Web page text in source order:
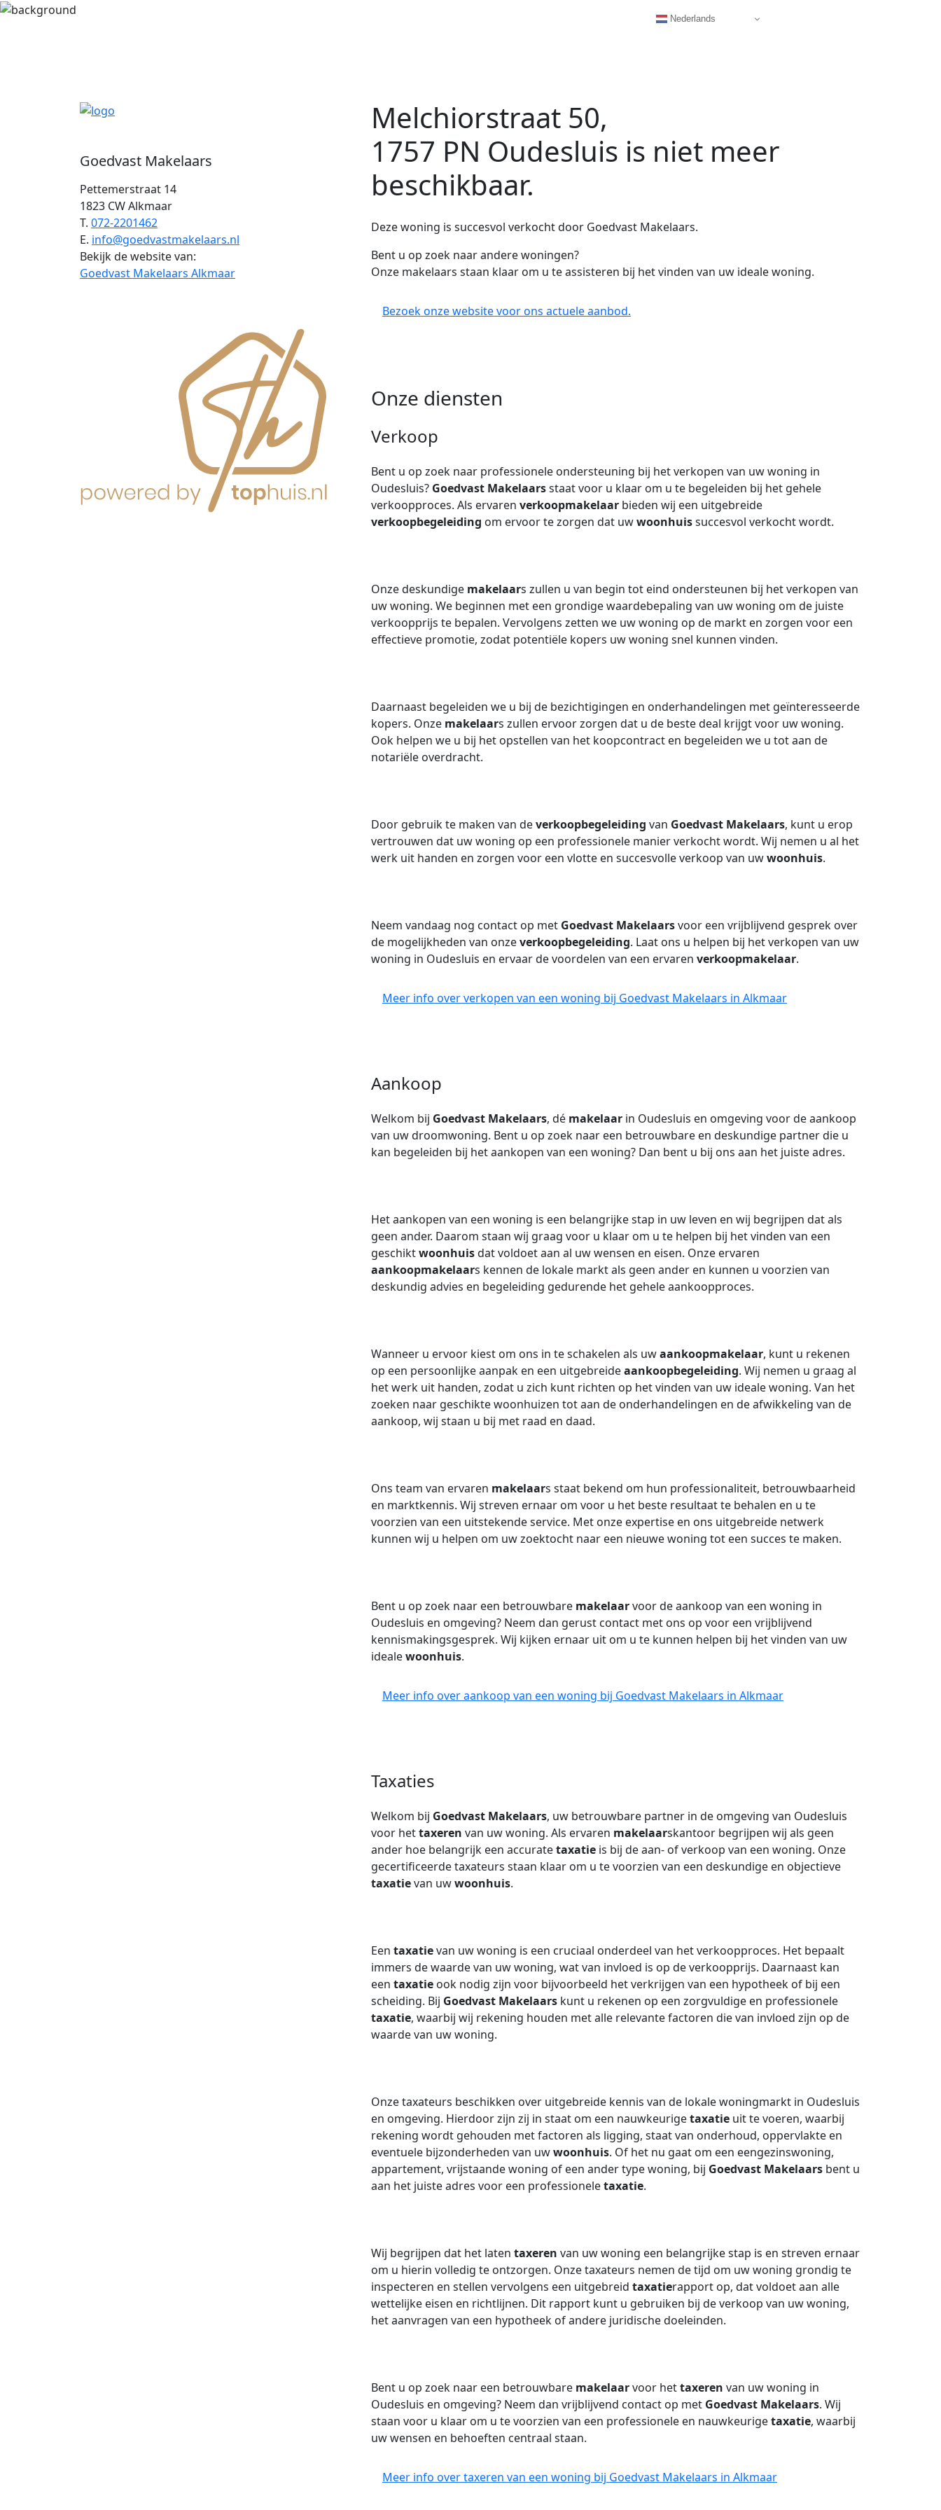
Goedvast Makelaars
Pettemerstraat 14
1823 CW Alkmaar
T. 072-2201462
E. info@goedvastmakelaars.nl
Bekijk de website van:
Goedvast Makelaars Alkmaar
Melchiorstraat 50,
1757 PN Oudesluis is niet meer
beschikbaar.
Deze woning is succesvol verkocht door Goedvast Makelaars.
Bent u op zoek naar andere woningen?
Onze makelaars staan klaar om u te assisteren bij het vinden van uw ideale woning.
Bezoek onze website voor ons actuele aanbod.
Onze diensten
Verkoop
Bent u op zoek naar professionele ondersteuning bij het verkopen van uw woning in
Oudesluis? Goedvast Makelaarsstaat voor u klaar om u te begeleiden bij het gehele
verkoopproces. Als ervaren verkoopmakelaar bieden wij een uitgebreide
verkoopbegeleiding om ervoor te zorgen dat uwwoonhuissuccesvol verkocht wordt.
Onze deskundige makelaars zullen u van begin tot eind ondersteunen bij het verkopen van
uw woning. We beginnen met een grondige waardebepaling van uw woning om de juiste
verkoopprijs te bepalen. Vervolgens zetten we uw woning op de markt en zorgen voor een
effectieve promotie, zodat potentiële kopers uw woning snel kunnen vinden.
Daarnaast begeleiden we u bij de bezichtigingen en onderhandelingen met geïnteresseerde
kopers. Onze makelaars zullen ervoor zorgen dat u de beste deal krijgt voor uw woning.
Ook helpen we u bij het opstellen van het koopcontract en begeleiden we u tot aan de
notariële overdracht.
Door gebruik te maken van deverkoopbegeleiding van Goedvast Makelaars, kunt u erop
vertrouwen dat uw woning op een professionele manier verkocht wordt. Wij nemen u al het
werk uit handen en zorgen voor een vlotte en succesvolle verkoop van uwwoonhuis.
Neem vandaag nog contact op met Goedvast Makelaarsvoor een vrijblijvend gesprek over
de mogelijkheden van onzeverkoopbegeleiding. Laat ons u helpen bij het verkopen van uw
woning in Oudesluis en ervaar de voordelen van een ervaren verkoopmakelaar.
Meer info over verkopen van een woning bij Goedvast Makelaars in Alkmaar
Aankoop
Welkom bij Goedvast Makelaars, dé makelaar in Oudesluis en omgeving voor de aankoop
van uw droomwoning. Bent u op zoek naar een betrouwbare en deskundige partner die u
kan begeleiden bij het aankopen van een woning? Dan bent u bij ons aan het juiste adres.
Het aankopen van een woning is een belangrijke stap in uw leven en wij begrijpen dat als
geen ander. Daarom staan wij graag voor u klaar om u te helpen bij het vinden van een
geschiktwoonhuisdat voldoet aan al uw wensen en eisen. Onze ervaren
aankoopmakelaars kennen de lokale markt als geen ander en kunnen u voorzien van
deskundig advies en begeleiding gedurende het gehele aankoopproces.
Wanneer u ervoor kiest om ons in te schakelen als uwaankoopmakelaar, kunt u rekenen
op een persoonlijke aanpak en een uitgebreideaankoopbegeleiding. Wij nemen u graag al
het werk uit handen, zodat u zich kunt richten op het vinden van uw ideale woning. Van het
zoeken naar geschikte woonhuizen tot aan de onderhandelingen en de afwikkeling van de
aankoop, wij staan u bij met raad en daad.
Ons team van ervaren makelaars staat bekend om hun professionaliteit, betrouwbaarheid
en marktkennis. Wij streven ernaar om voor u het beste resultaat te behalen en u te
voorzien van een uitstekende service. Met onze expertise en ons uitgebreide netwerk
kunnen wij u helpen om uw zoektocht naar een nieuwe woning tot een succes te maken.
Bent u op zoek naar een betrouwbare makelaarvoor de aankoop van een woning in
Oudesluis en omgeving? Neem dan gerust contact met ons op voor een vrijblijvend
kennismakingsgesprek. Wij kijken ernaar uit om u te kunnen helpen bij het vinden van uw
idealewoonhuis.
Meer info over aankoop van een woning bij Goedvast Makelaars in Alkmaar
Taxaties
Welkom bij Goedvast Makelaars, uw betrouwbare partner in de omgeving van Oudesluis
voor hettaxeren van uw woning. Als ervaren makelaarskantoor begrijpen wij als geen
ander hoe belangrijk een accuratetaxatie is bij de aan- of verkoop van een woning. Onze
gecertificeerde taxateurs staan klaar om u te voorzien van een deskundige en objectieve
taxatievan uwwoonhuis.
Een taxatievan uw woning is een cruciaal onderdeel van het verkoopproces. Het bepaalt
immers de waarde van uw woning, wat van invloed is op de verkoopprijs. Daarnaast kan
een taxatie ook nodig zijn voor bijvoorbeeld het verkrijgen van een hypotheek of bij een
scheiding. Bij Goedvast Makelaars kunt u rekenen op een zorgvuldige en professionele
taxatie, waarbij wij rekening houden met alle relevante factoren die van invloed zijn op de
waarde van uw woning.
Onze taxateurs beschikken over uitgebreide kennis van de lokale woningmarkt in Oudesluis
en omgeving. Hierdoor zijn zij in staat om een nauwkeurigetaxatie uit te voeren, waarbij
rekening wordt gehouden met factoren als ligging, staat van onderhoud, oppervlakte en
eventuele bijzonderheden van uwwoonhuis. Of het nu gaat om een eengezinswoning,
appartement, vrijstaande woning of een ander type woning, bij Goedvast Makelaars bent u
aan het juiste adres voor een professioneletaxatie.
Wij begrijpen dat het laten taxeren van uw woning een belangrijke stap is en streven ernaar
om u hierin volledig te ontzorgen. Onze taxateurs nemen de tijd om uw woning grondig te
inspecteren en stellen vervolgens een uitgebreid taxatierapport op, dat voldoet aan alle
wettelijke eisen en richtlijnen. Dit rapport kunt u gebruiken bij de verkoop van uw woning,
het aanvragen van een hypotheek of andere juridische doeleinden.
Bent u op zoek naar een betrouwbare makelaarvoor hettaxeren van uw woning in
Oudesluis en omgeving? Neem dan vrijblijvend contact op met Goedvast Makelaars. Wij
staan voor u klaar om u te voorzien van een professionele en nauwkeurigetaxatie, waarbij
uw wensen en behoeften centraal staan.
Meer info over taxeren van een woning bij Goedvast Makelaars in Alkmaar
Nederlands